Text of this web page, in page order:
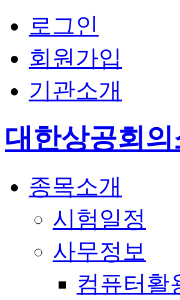
로그인
회원가입
기관소개
대한상공회
종목소개
시험일정
사무정보
컴퓨터활